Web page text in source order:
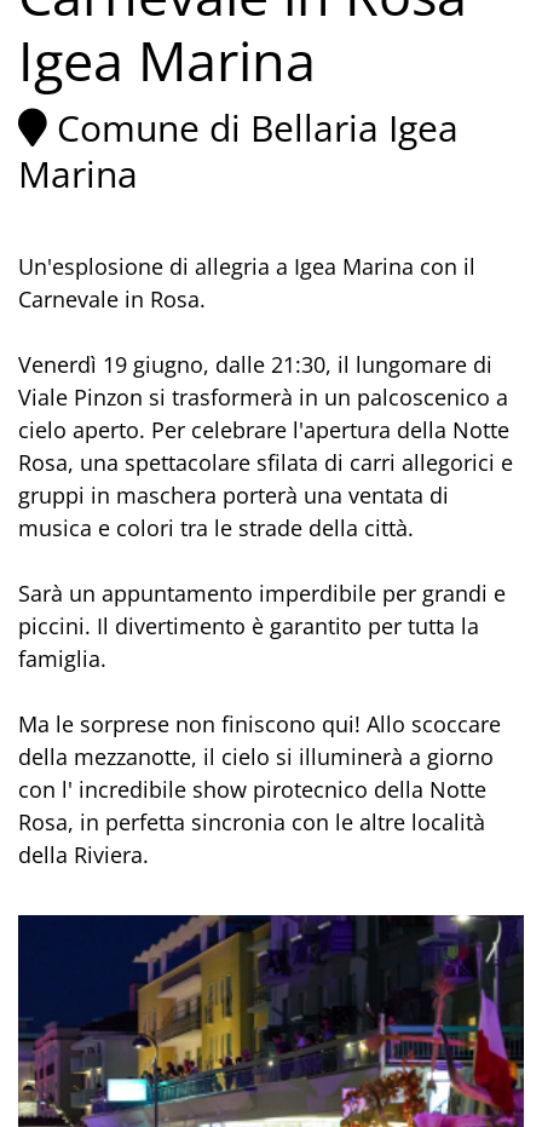
Igea Marina
Comune di Bellaria Igea
Marina
Un'esplosione di allegria a Igea Marina con il
Carnevale in Rosa.
Venerdì 19 giugno, dalle 21:30, il lungomare di
Viale Pinzon si trasformerà in un palcoscenico a
cielo aperto. Per celebrare l'apertura della Notte
Rosa, una spettacolare sfilata di carri allegorici e
gruppi in maschera porterà una ventata di
musica e colori tra le strade della città.
Sarà un appuntamento imperdibile per grandi e
piccini. Il divertimento è garantito per tutta la
famiglia.
Ma le sorprese non finiscono qui! Allo scoccare
della mezzanotte, il cielo si illuminerà a giorno
con l' incredibile show pirotecnico della Notte
Rosa, in perfetta sincronia con le altre località
della Riviera.